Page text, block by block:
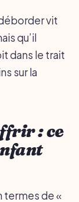
vit
qu’il
dans le trait
sur la
: ce
termes de «